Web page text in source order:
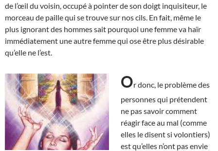
de l’œil du voisin, occupé à pointer de son doigt inquisiteur, le
morceau de paille qui se trouve sur nos cils. En fait, même le
plus ignorant des hommes sait pourquoi une femme va haïr
immédiatement une autre femme qui ose être plus désirable
qu’elle ne l’est.
Or donc, le problème des
personnes qui prétendent
ne pas savoir comment
réagir face au mal (comme
elles le disent si volontiers)
est qu’elles n’ont pas envie